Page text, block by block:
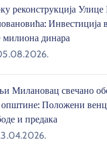
реконструкција Улице
Инвестиција
динара
Милановац свечано
Положени
и предака